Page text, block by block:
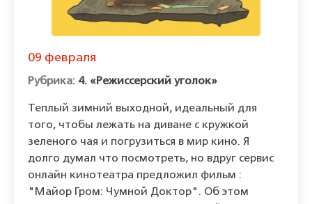
09 февраля
4. «Режиссерский уголок»
Теплый зимний выходной, идеальный для
того, чтобы лежать на диване с кружкой
зеленого чая и погрузиться в мир кино. Я
долго думал что посмотреть, но вдруг сервис
онлайн кинотеатра предложил фильм :
"Майор Гром: Чумной Доктор". Об этом